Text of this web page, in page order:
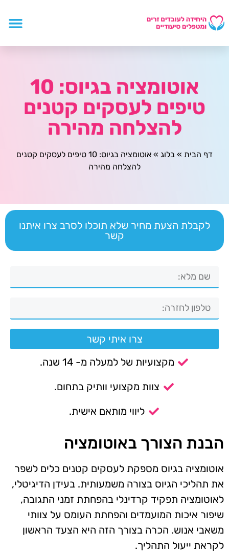
אוטומציה בגיוס: 10
טיפים לעסקים קטנים
להצלחה מהירה
דף הבית » בלוג »
אוטומציה בגיוס: 10 טיפים לעסקים קטנים
להצלחה מהירה
לקבלת הצעת מחיר שלא תוכלו לסרב צרו איתנו
קשר
צרו איתי קשר
מקצועיות של למעלה מ- 14 שנה.
צוות מקצועי וותיק בתחום.
ליווי מותאם אישית.
הבנת הצורך באוטומציה
אוטומציה בגיוס מספקת לעסקים קטנים כלים לשפר
את תהליכי הגיוס בצורה משמעותית. בעידן הדיגיטלי,
לאוטומציה תפקיד קרדינלי בהפחתת זמני התגובה,
שיפור איכות המועמדים והפחתת העומס על צוותי
משאבי אנוש. הכרה בצורך הזה היא הצעד הראשון
לקראת ייעול התהליך.